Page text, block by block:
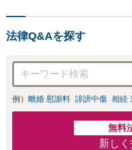
法律Q&Aを探す
例） 離婚 慰謝料 誹謗中傷 相続
無料
新し